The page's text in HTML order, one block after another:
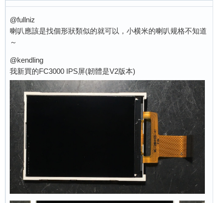
@fullniz
喇叭應該是找個形狀類似的就可以，小横米的喇叭规格不知道
～
@kendling
我新買的FC3000 IPS屏(韌體是V2版本)